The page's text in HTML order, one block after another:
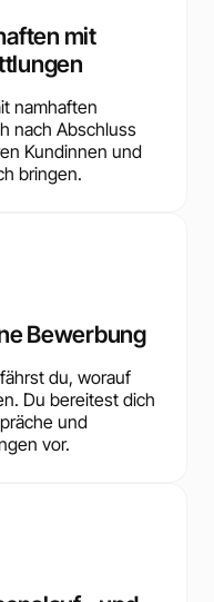
mit
namhaften
nach Abschluss
Kundinnen und
bringen.
Bewerbung
du, worauf
Du bereitest dich
und
vor.